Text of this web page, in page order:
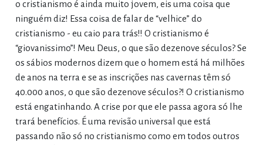
o cristianismo é ainda muito jovem, eis uma coisa que
ninguém diz! Essa coisa de falar de “velhice” do
cristianismo - eu caio para trás!! O cristianismo é
“giovanissimo”! Meu Deus, o que são dezenove séculos? Se
os sábios modernos dizem que o homem está há milhões
de anos na terra e se as inscrições nas cavernas têm só
40.000 anos, o que são dezenove séculos?! O cristianismo
está engatinhando. A crise por que ele passa agora só lhe
trará benefícios. É uma revisão universal que está
passando não só no cristianismo como em todos outros